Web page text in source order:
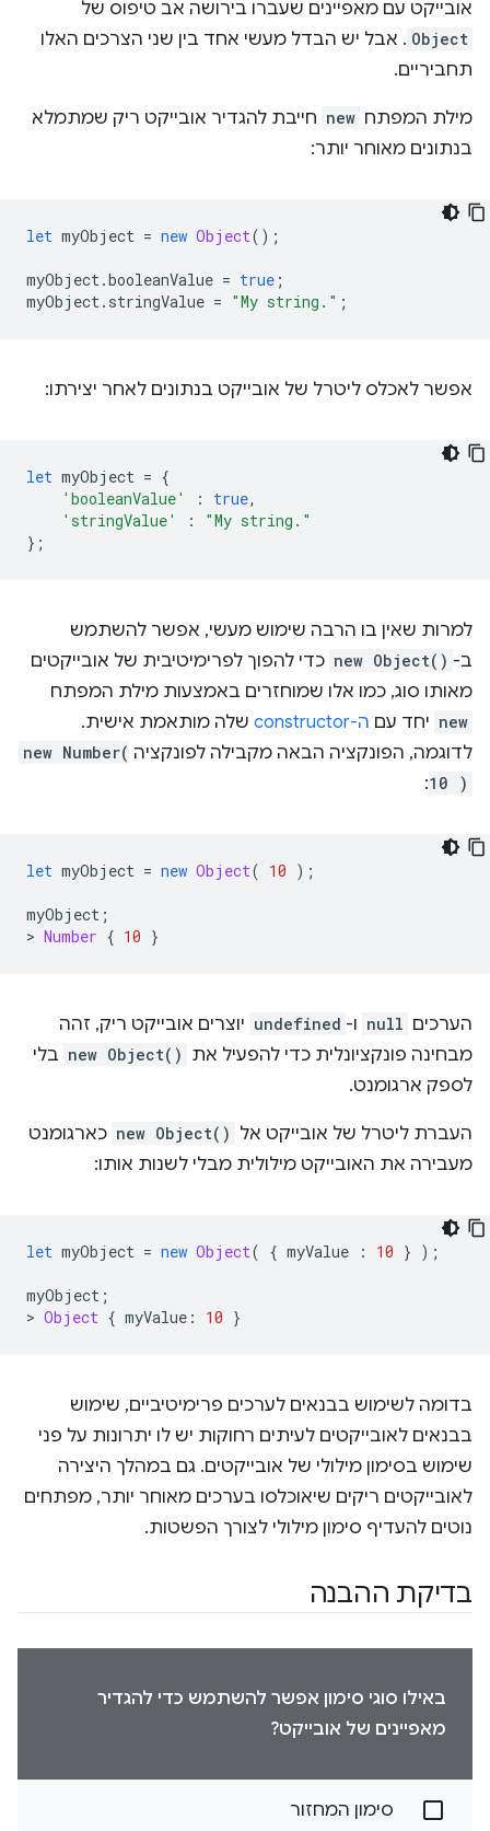
אובייקט עם מאפיינים שעברו בירושה אב טיפוס של
Object . אבל יש הבדל מעשי אחד בין שני הצרכים האלו
תחביריים.
מילת המפתח new חייבת להגדיר אובייקט ריק שמתמלא
בנתונים מאוחר יותר:
let myObject = new Object();
myObject.booleanValue = true ;
myObject. stringValue = "My string." ;
אפשר לאכלס ליטרל של אובייקט בנתונים לאחר יצירתו:
let myObject = {
'booleanValue'
: true,
'stringValue'
:
"My string."
};
למרות שאין בו הרבה שימוש מעשי, אפשר להשתמש
ב- new Object() כדי להפוך לפרימיטיבית של אובייקטים
מאותו סוג, כמו אלו שמוחזרים באמצעות מילת המפתח
new יחד עם ה-constructor
שלה מותאמת אישית.
לדוגמה, הפונקציה הבאה מקבילה לפונקציה new Number(
10 )
:
let myObject = new Object( 10 );
myObject ;
> Number { 10 }
הערכים null ו- undefined יוצרים אובייקט ריק, זהה
מבחינה פונקציונלית כדי להפעיל את new Object() בלי
לספק ארגומנט.
העברת ליטרל של אובייקט אל new Object() כארגומנט
מעבירה את האובייקט מילולית מבלי לשנות אותו:
let myObject = new Object( { myValue : 10 } );
myObject ;
> Object { myValue : 10 }
בדומה לשימוש בבנאים לערכים פרימיטיביים, שימוש
בבנאים לאובייקטים לעיתים רחוקות יש לו יתרונות על פני
שימוש בסימון מילולי של אובייקטים. גם במהלך היצירה
לאובייקטים ריקים שיאוכלסו בערכים מאוחר יותר, מפתחים
נוטים להעדיף סימון מילולי לצורך הפשטות.
בדיקת ההבנה
באילו סוגי סימון אפשר להשתמש כדי להגדיר
מאפיינים של אובייקט?
סימון המחזור